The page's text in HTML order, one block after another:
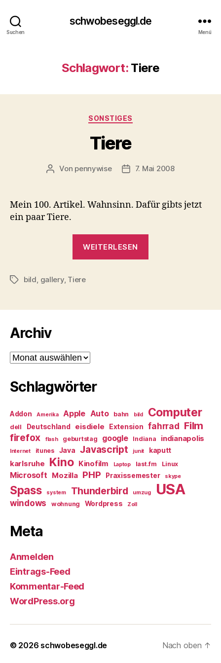
Suchen
schwobeseggl.de
Menü
Schlagwort: Tiere
Kategorien
SONSTIGES
Tiere
Beitragsautor
Von pennywise Veröffentlichungsdatum
7. Mai 2008
Mein 100. Artikel. Wahnsinn. Dafür gibts jetzt
ein paar Tiere.
WEITERLESEN
Schlagwörter
bild, gallery, Tiere
Archiv
Archiv
Schlagwörter
Addon Amerika Apple Auto bahn bild Computer
dell Deutschland eisdiele Extension fahrrad Film
firefox flash geburtstag google Indiana indianapolis
Internet itunes Java Javascript junit kaputt
karlsruhe Kino Kinofilm Laptop last.fm Linux
Microsoft Mozilla PHP Praxissemester skype
Spass system Thunderbird umzug USA
windows wohnung Wordpress Zoll
Meta
Anmelden
Eintrags-Feed
Kommentar-Feed
WordPress.org
© 2026 schwobeseggl.de Nach oben ↑